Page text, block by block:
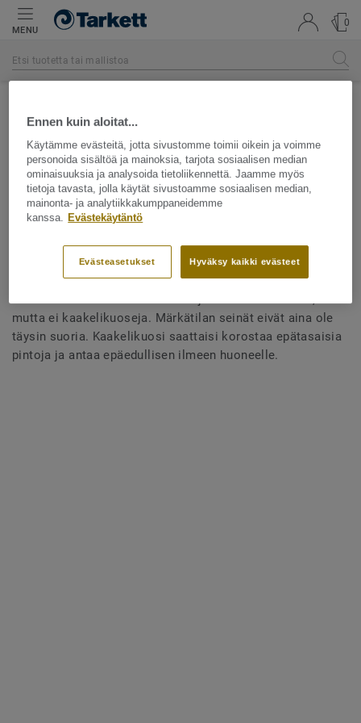
MENU
0
Usein kysyttyä
TAKAISIN USEIN KYSYTTYIHIN KYSYMYKSIIN
kaakelikuoseja?
mutta ei kaakelikuoseja. Märkätilan seinät eivät aina ole
täysin suoria. Kaakelikuosi saattaisi korostaa epätasaisia
pintoja ja antaa epäedullisen ilmeen huoneelle.
Ennen kuin aloitat...
Käytämme evästeitä, jotta sivustomme toimii oikein ja voimme
personoida sisältöä ja mainoksia, tarjota sosiaalisen median
ominaisuuksia ja analysoida tietoliikennettä. Jaamme myös
tietoja tavasta, jolla käytät sivustoamme sosiaalisen median,
mainonta- ja analytiikkakumppaneidemme
kanssa. Evästekäytäntö
Hyväksy kaikki evästeet
Evästeasetukset